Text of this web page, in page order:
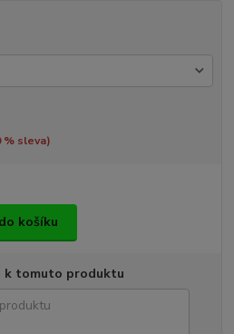
% sleva)
košíku
k tomuto produktu